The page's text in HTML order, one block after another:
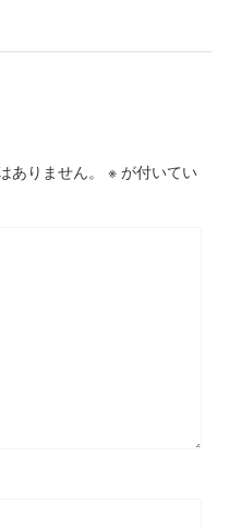
りません。 ※ が付いてい